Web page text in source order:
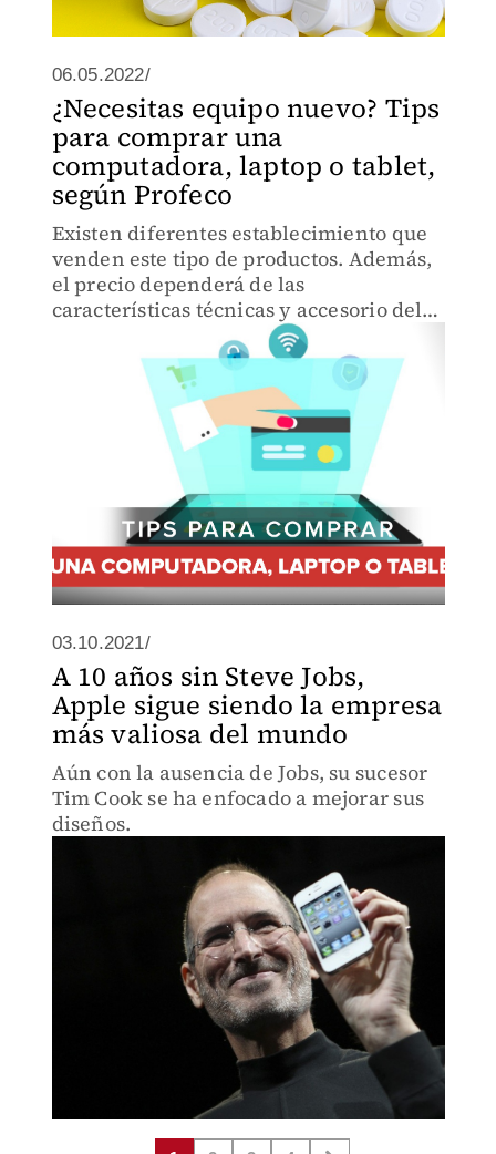
06.05.2022/
¿Necesitas equipo nuevo? Tips
para comprar una
computadora, laptop o tablet,
según Profeco
Existen diferentes establecimiento que
venden este tipo de productos. Además,
el precio dependerá de las
características técnicas y accesorio del
equipo de cómputo.
03.10.2021/
A 10 años sin Steve Jobs,
Apple sigue siendo la empresa
más valiosa del mundo
Aún con la ausencia de Jobs, su sucesor
Tim Cook se ha enfocado a mejorar sus
diseños.